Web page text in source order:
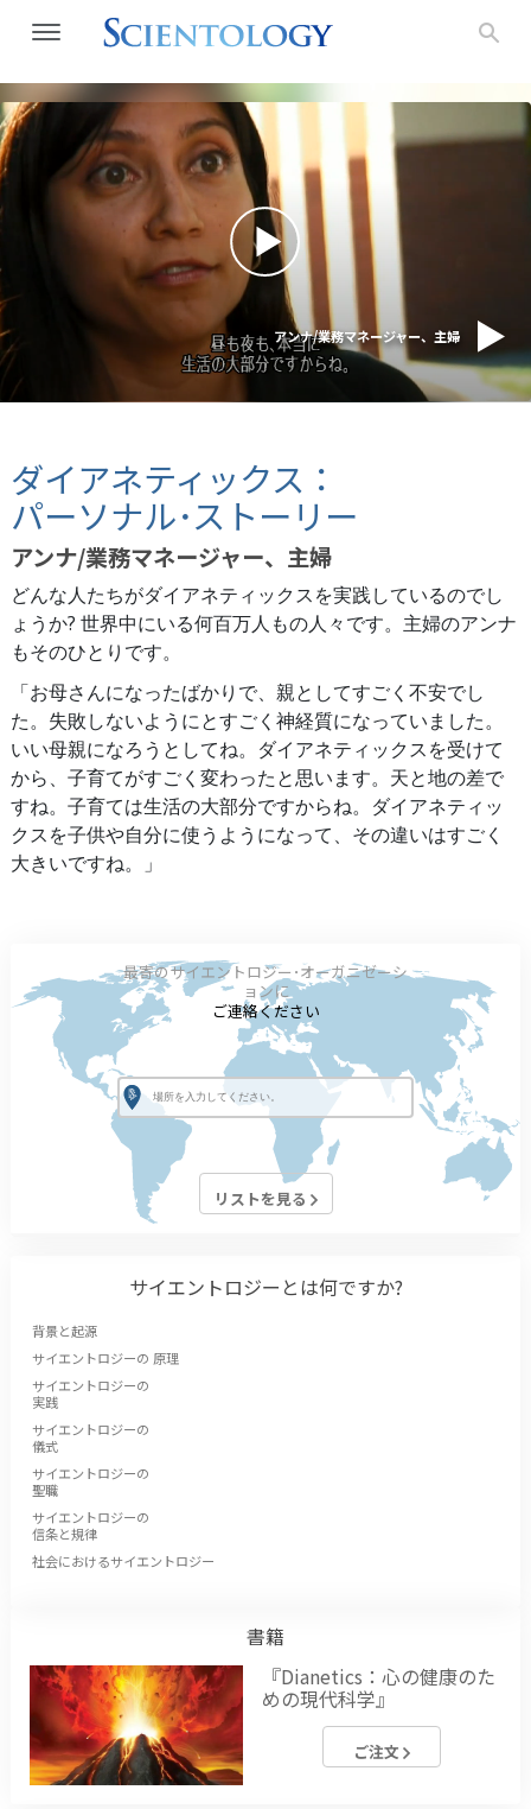
アンナ/業務マネージャー、主婦
ダイアネティックス：
パーソナル･ストーリー
アンナ/業務マネージャー、主婦
どんな人たちがダイアネティックスを実践しているのでし
ょうか? 世界中にいる何百万人もの人々です。主婦のアンナ
もそのひとりです。
「お母さんになったばかりで、親としてすごく不安でし
た。失敗しないようにとすごく神経質になっていました。
いい母親になろうとしてね。ダイアネティックスを受けて
から、子育てがすごく変わったと思います。天と地の差で
すね。子育ては生活の大部分ですからね。ダイアネティッ
クスを子供や自分に使うようになって、その違いはすごく
大きいですね。」
最寄のサイエントロジー･オーガニゼーシ
ョンに
ご連絡ください
リストを見る
サイエントロジーとは何ですか?
背景と起源
サイエントロジーの 原理
サイエントロジーの
実践
サイエントロジーの
儀式
サイエントロジーの
聖職
サイエントロジーの
信条と規律
社会におけるサイエントロジー
書籍
『Dianetics：心の健康のた
めの現代科学』
ご注文